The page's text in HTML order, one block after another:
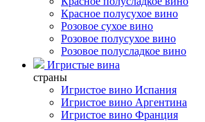
Красное полусухое вино
Розовое сухое вино
Розовое полусухое вино
Розовое полусладкое вино
Игристые вина
страны
Игристое вино Испания
Игристое вино Аргентина
Игристое вино Франция